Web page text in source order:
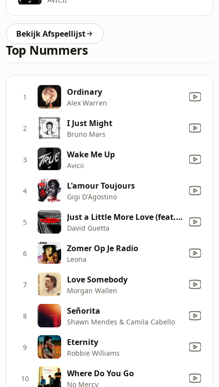
Bekijk Afspeellijst
Top Nummers
1 Ordinary
Alex Warren
2 I Just Might
Bruno Mars
3 Wake Me Up
Avicii
4 L'amour Toujours
Gigi D'Agostino
5 Just a Little More Love (feat. Chris Willis) [Jack Back 2018 Remix] [Mixed]
David Guetta
6 Zomer Op Je Radio
Leona
7 Love Somebody
Morgan Wallen
8 Señorita
Shawn Mendes & Camila Cabello
9 Eternity
Robbie Williams
10 Where Do You Go
No Mercy